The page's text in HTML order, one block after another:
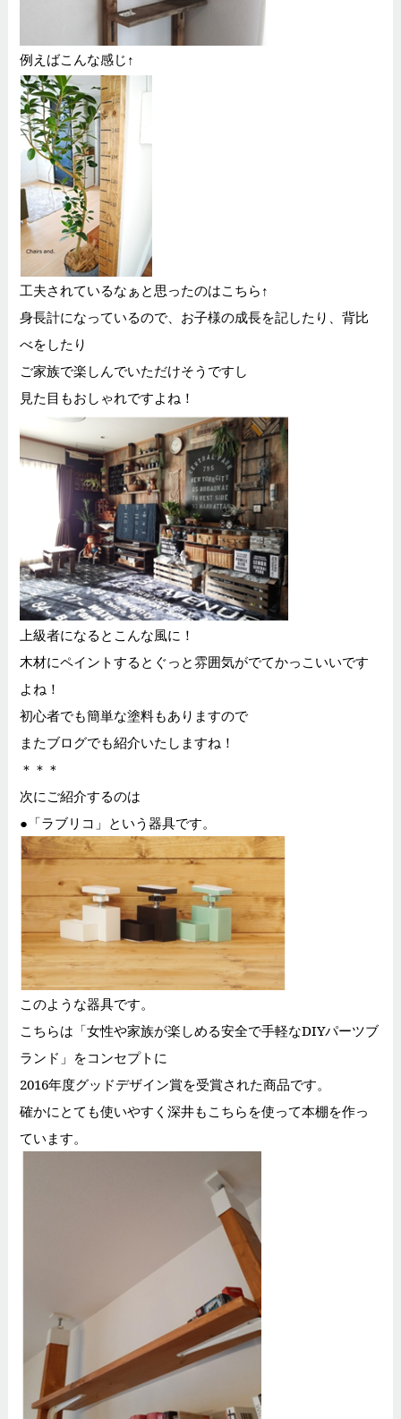
例えばこんな感じ↑
工夫されているなぁと思ったのはこちら↑
身長計になっているので、お子様の成長を記したり、背比
べをしたり
ご家族で楽しんでいただけそうですし
見た目もおしゃれですよね！
上級者になるとこんな風に！
木材にペイントするとぐっと雰囲気がでてかっこいいです
よね！
初心者でも簡単な塗料もありますので
またブログでも紹介いたしますね！
＊＊＊
次にご紹介するのは
●「ラブリコ」という器具です。
このような器具です。
こちらは「女性や家族が楽しめる安全で手軽なDIYパーツブ
ランド」をコンセプトに
2016年度グッドデザイン賞を受賞された商品です。
確かにとても使いやすく深井もこちらを使って本棚を作っ
ています。